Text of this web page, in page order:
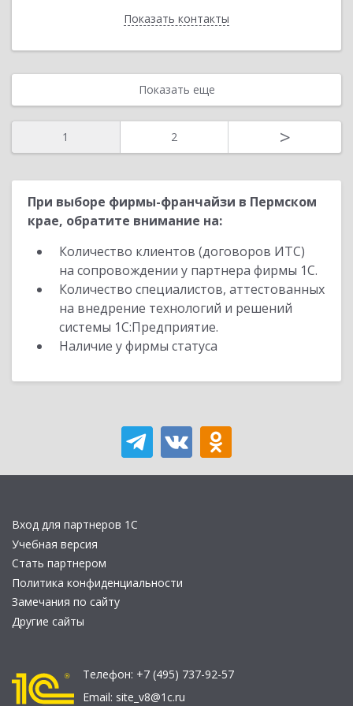
Показать контакты
Назад
Показать еще
1 2 >
При выборе фирмы-франчайзи в Пермском
крае, обратите внимание на:
Количество клиентов (договоров ИТС)
на сопровождении у партнера фирмы 1С.
Количество специалистов, аттестованных
на внедрение технологий и решений
системы 1С:Предприятие.
Наличие у фирмы статуса
Вход для партнеров 1С
Учебная версия
Стать партнером
Политика конфиденциальности
Замечания по сайту
Другие сайты
Телефон: +7 (495) 737-92-57
Email: site_v8@1c.ru